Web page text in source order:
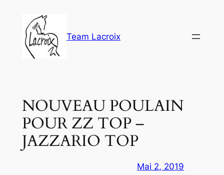
contenu
Team Lacroix
NOUVEAU POULAIN
POUR ZZ TOP –
JAZZARIO TOP
Mai 2, 2019